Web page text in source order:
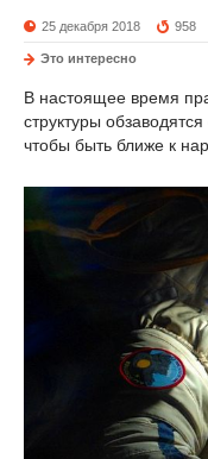
25 декабря 2018 958
Это интересно
В настоящее время
структуры
чтобы быть ближе к